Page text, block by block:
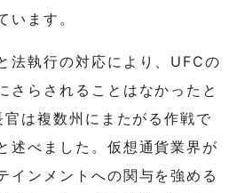
います。
法執行の対応により、UFCの
さらされることはなかったと
は複数州にまたがる作戦で
述べました。仮想通貨業界が
インメントへの関与を強める